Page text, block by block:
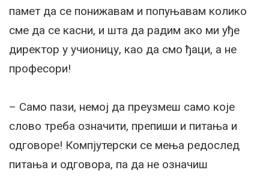
памет да се понижавам и попуњавам колико
сме да се касни, и шта да радим ако ми уђе
директор у учионицу, као да смо ђаци, а не
професори!
– Само пази, немој да преузмеш само које
слово треба означити, препиши и питања и
одговоре! Компјутерски се мења редослед
питања и одговора, па да не означиш